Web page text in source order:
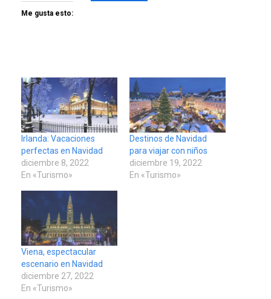
Me gusta esto:
Irlanda: Vacaciones
perfectas en Navidad
diciembre 8, 2022
En «Turismo»
Destinos de Navidad
para viajar con niños
diciembre 19, 2022
En «Turismo»
Viena, espectacular
escenario en Navidad
diciembre 27, 2022
En «Turismo»